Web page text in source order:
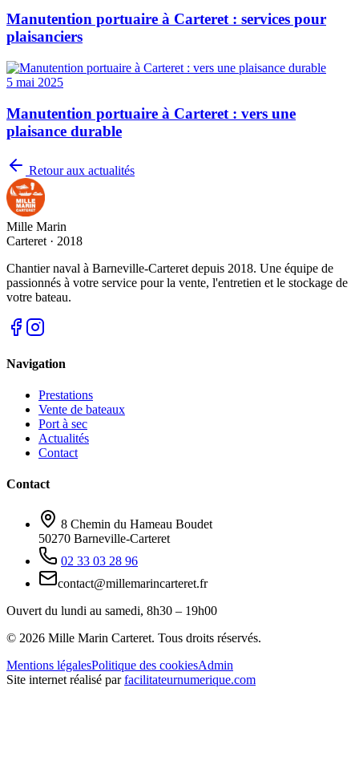
Manutention portuaire à Carteret : services pour
plaisanciers
5 mai 2025
Manutention portuaire à Carteret : vers une
plaisance durable
Retour aux actualités
Mille Marin
Carteret · 2018
Chantier naval à Barneville-Carteret depuis 2018. Une équipe de
passionnés à votre service pour la vente, l'entretien et le stockage de
votre bateau.
Navigation
Prestations
Vente de bateaux
Port à sec
Actualités
Contact
Contact
8 Chemin du Hameau Boudet
50270 Barneville-Carteret
02 33 03 28 96
contact@millemarincarteret.fr
Ouvert du lundi au samedi, 8h30 – 19h00
© 2026 Mille Marin Carteret. Tous droits réservés.
Mentions légalesPolitique des cookiesAdmin
Site internet réalisé par facilitateurnumerique.com